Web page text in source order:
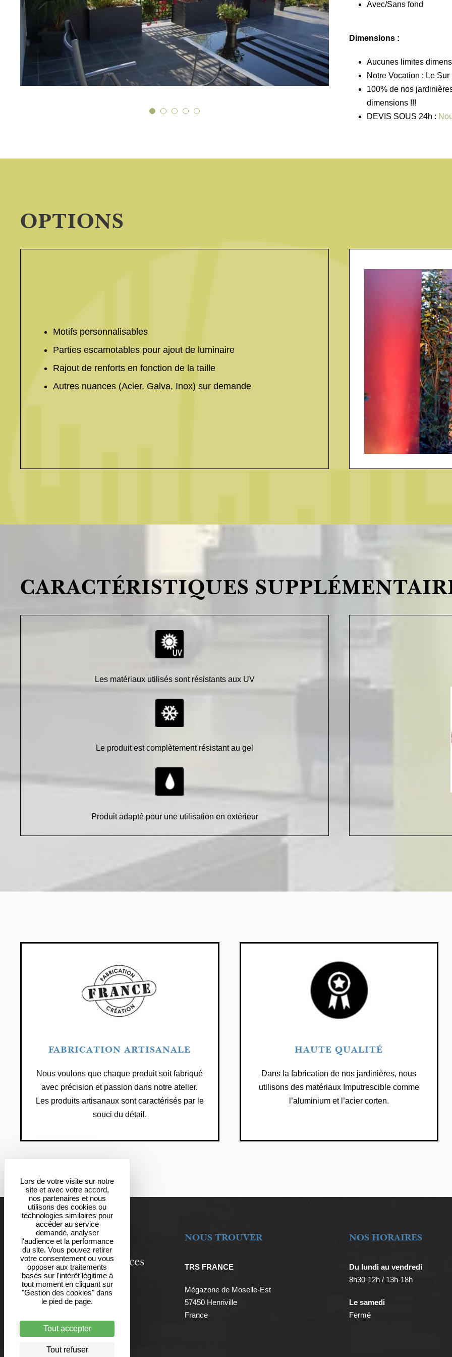
Avec/Sans fond
Dimensions :
Aucunes limites
Notre Vocation : Le Sur
100% de nos
dimensions !!!
DEVIS SOUS 24h :
OPTIONS
Motifs personnalisables
Parties escamotables pour ajout de luminaire
Rajout de renforts en fonction de la taille
Autres nuances (Acier, Galva, Inox) sur demande
CARACTÉRISTIQUES
Les matériaux utilisés sont résistants aux UV
Le produit est complètement résistant au gel
Produit adapté pour une utilisation en extérieur
FABRICATION ARTISANALE
Nous voulons que chaque produit soit fabriqué
avec précision et passion dans notre atelier.
Les produits artisanaux sont caractérisés par le
souci du détail.
HAUTE QUALITÉ
Dans la fabrication de nos jardinières, nous
utilisons des matériaux Imputrescible comme
l’aluminium et l’acier corten.
NOUS TROUVER
TRS FRANCE
Mégazone de Moselle-Est
57450 Henriville
France
NOS HORAIRES
Du lundi au vendredi
8h30-12h / 13h-18h
Le samedi
Fermé
Lors de votre visite sur notre
site et avec votre accord,
nos partenaires et nous
utilisons des cookies ou
technologies similaires pour
accéder au service
demandé, analyser
l'audience et la performance
du site. Vous pouvez retirer
votre consentement ou vous
opposer aux traitements
basés sur l'intérêt légitime à
tout moment en cliquant sur
"Gestion des cookies" dans
le pied de page.
Tout accepter
Tout refuser